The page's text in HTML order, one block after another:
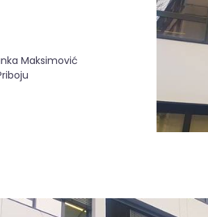
Maksimović